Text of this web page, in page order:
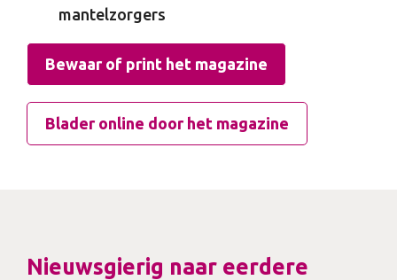
mantelzorgers
Bewaar of print het magazine
Blader online door het magazine
Nieuwsgierig naar eerdere